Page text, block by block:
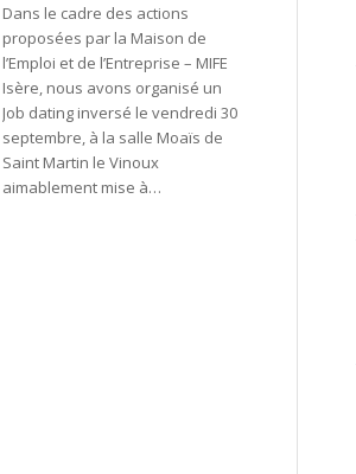
Dans le cadre des actions
proposées par la Maison de
l’Emploi et de l’Entreprise – MIFE
Isère, nous avons organisé un
Job dating inversé le vendredi 30
septembre, à la salle Moaïs de
Saint Martin le Vinoux
aimablement mise à…